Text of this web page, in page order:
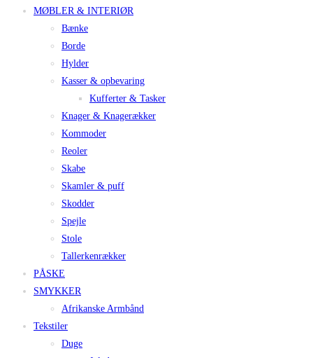
MØBLER & INTERIØR
Bænke
Borde
Hylder
Kasser & opbevaring
Kufferter & Tasker
Knager & Knagerækker
Kommoder
Reoler
Skabe
Skamler & puff
Skodder
Spejle
Stole
Tallerkenrækker
PÅSKE
SMYKKER
Afrikanske Armbånd
Tekstiler
Duge